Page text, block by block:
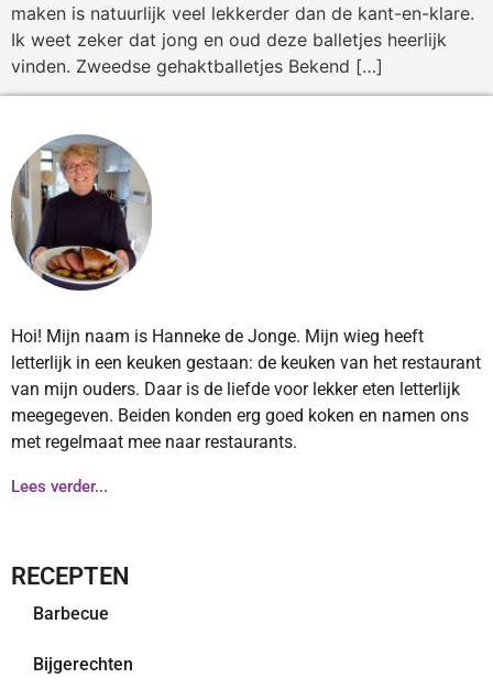
maken is natuurlijk veel lekkerder dan de kant-en-klare.
Ik weet zeker dat jong en oud deze balletjes heerlijk
vinden. Zweedse gehaktballetjes Bekend […]
Hoi! Mijn naam is Hanneke de Jonge. Mijn wieg heeft
letterlijk in een keuken gestaan: de keuken van het restaurant
van mijn ouders. Daar is de liefde voor lekker eten letterlijk
meegegeven. Beiden konden erg goed koken en namen ons
met regelmaat mee naar restaurants.
Lees verder...
RECEPTEN
Barbecue
Bijgerechten